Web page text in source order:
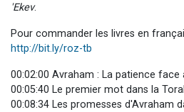
'Ekev.
Pour commander les livres en
http://bit.ly/roz-tb
00:02:00 Avraham : La patience face
00:05:40 Le premier mot dans la
00:08:34 Les promesses d'Avraham